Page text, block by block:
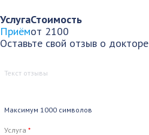
УслугаСтоимость
Приёмот 2100
Оставьте свой отзыв о докторе
Максимум 1000 символов
Услуга *